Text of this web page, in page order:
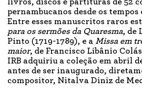
livros, discos e partituras de 52
pernambucanos desde os
Entre esses manuscritos raros
para os sermões da Quaresma, de
Pinto (1719-1789), e a Missa em
maior, de Francisco Libânio
IRB adquiriu a coleção em abril
antes de ser inaugurado,
compositor, Nitalva Diniz de